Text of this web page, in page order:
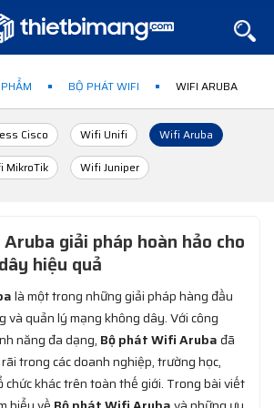
BỘ PHÁT WIFI WIFI ARUBA
Cisco Wifi Unifi
Wifi Aruba
MikroTik Wifi Juniper
giải pháp hoàn hảo cho
hiệu quả
là một trong những giải pháp hàng đầu
và quản lý mạng không dây. Với công
năng đa dạng, Bộ phát Wifi Aruba đã
trong các doanh nghiệp, trường học,
chức khác trên toàn thế giới. Trong bài viết